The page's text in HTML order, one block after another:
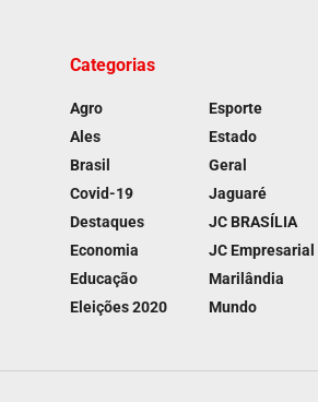
Categorias
Agro
Ales
Brasil
Covid-19
Destaques
Economia
Educação
Eleições 2020
Esporte
Estado
Geral
Jaguaré
JC BRASÍLIA
JC Empresarial
Marilândia
Mundo